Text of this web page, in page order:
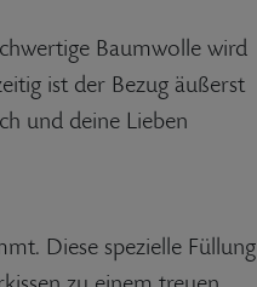
Baumwolle wird
ist der Bezug äußerst
und deine Lieben
Diese spezielle Füllung